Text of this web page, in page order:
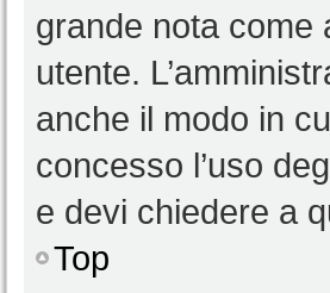
grande nota come
utente.
anche il modo in
concesso l’uso
e devi chiedere a
Top